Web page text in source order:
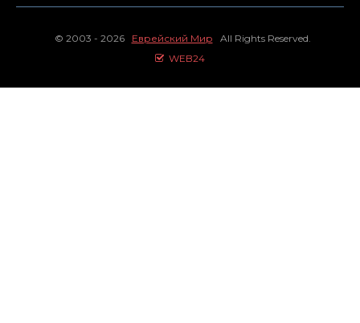
© 2003 - 2026 Еврейский Мир All Rights Reserved.
WEB24